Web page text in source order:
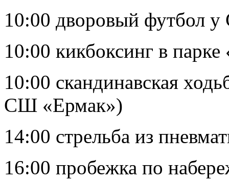
10:00 дворовый футбол
10:00 кикбоксинг в парке
10:00 скандинавская
СШ «Ермак»)
14:00 стрельба из
16:00 пробежка по